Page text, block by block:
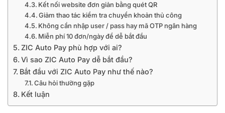
Kết nối website đơn giản bằng quét QR
Giảm thao tác kiểm tra chuyển khoản thủ công
Không cần nhập user / pass hay mã OTP ngân hàng
Miễn phí 10 đơn/ngày để dễ bắt đầu
ZIC Auto Pay phù hợp với ai?
Vì sao ZIC Auto Pay dễ bắt đầu?
Bắt đầu với ZIC Auto Pay như thế nào?
Câu hỏi thường gặp
Kết luận